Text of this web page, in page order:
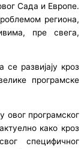
Сада и Европе.
региона,
пре свега,
развијају кроз
програмске
овог програмског
како кроз
специфичног